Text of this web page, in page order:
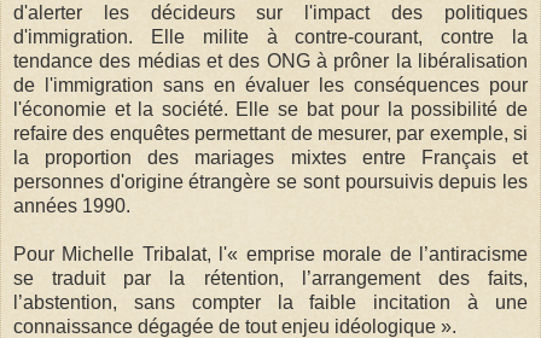
d'alerter les décideurs sur l'impact des politiques
d'immigration. Elle milite à contre-courant, contre la
tendance des médias et des ONG à prôner la libéralisation
de l'immigration sans en évaluer les conséquences pour
l'économie et la société. Elle se bat pour la possibilité de
refaire des enquêtes permettant de mesurer, par exemple, si
la proportion des mariages mixtes entre Français et
personnes d'origine étrangère se sont poursuivis depuis les
années 1990.
Pour Michelle Tribalat, l'« emprise morale de l’antiracisme
se traduit par la rétention, l’arrangement des faits,
l’abstention, sans compter la faible incitation à une
connaissance dégagée de tout enjeu idéologique ».